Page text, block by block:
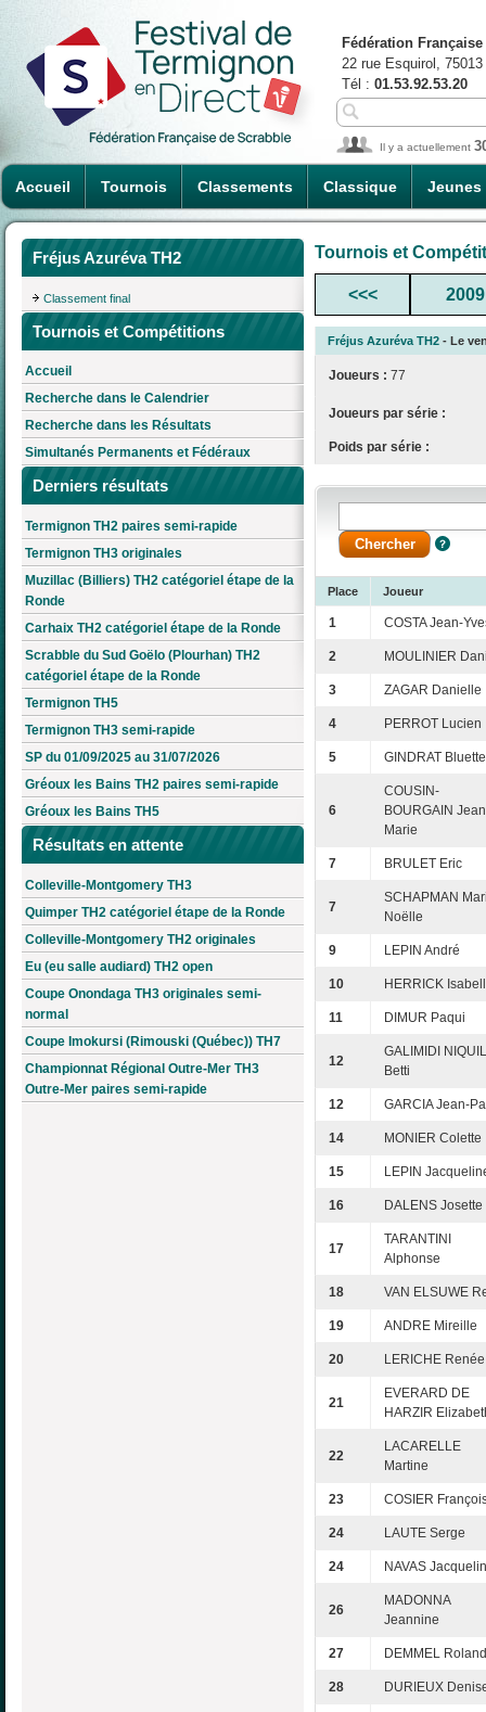
Accueil Tournois Classements Classique Jeunes
Fédération
22 rue Esquirol,
Tél : 01.53.92.53.20
Il y a actuellement
Fréjus Azuréva TH2
Classement final
Tournois et Compétitions
Accueil
Recherche dans le Calendrier
Recherche dans les Résultats
Simultanés Permanents et Fédéraux
Derniers résultats
Termignon TH2 paires semi-rapide
Termignon TH3 originales
Muzillac (Billiers) TH2 catégoriel étape de la
Ronde
Carhaix TH2 catégoriel étape de la Ronde
Scrabble du Sud Goëlo (Plourhan) TH2
catégoriel étape de la Ronde
Termignon TH5
Termignon TH3 semi-rapide
SP du 01/09/2025 au 31/07/2026
Gréoux les Bains TH2 paires semi-rapide
Gréoux les Bains TH5
Résultats en attente
Colleville-Montgomery TH3
Quimper TH2 catégoriel étape de la Ronde
Colleville-Montgomery TH2 originales
Eu (eu salle audiard) TH2 open
Coupe Onondaga TH3 originales semi-
normal
Coupe Imokursi (Rimouski (Québec)) TH7
Championnat Régional Outre-Mer TH3
Outre-Mer paires semi-rapide
Tournois et
<<< 2009
Fréjus Azuréva TH2 - Le
Joueurs : 77
Joueurs par série :
Poids par série :
Place Joueur
1 COSTA Jean-
2 MOULINIER
3 ZAGAR Danielle
4 PERROT Lucien
5 GINDRAT Bluette
6
COUSIN-
BOURGAIN
Marie
7 BRULET Eric
7
SCHAPMAN
Noëlle
9 LEPIN André
10 HERRICK
11 DIMUR Paqui
12
GALIMIDI
Betti
12 GARCIA Jean-
14 MONIER Colette
15 LEPIN
16 DALENS Josette
17
TARANTINI
Alphonse
18 VAN ELSUWE
19 ANDRE Mireille
20 LERICHE Renée
21
EVERARD DE
HARZIR
22
LACARELLE
Martine
23 COSIER
24 LAUTE Serge
24 NAVAS
26
MADONNA
Jeannine
27 DEMMEL Roland
28 DURIEUX